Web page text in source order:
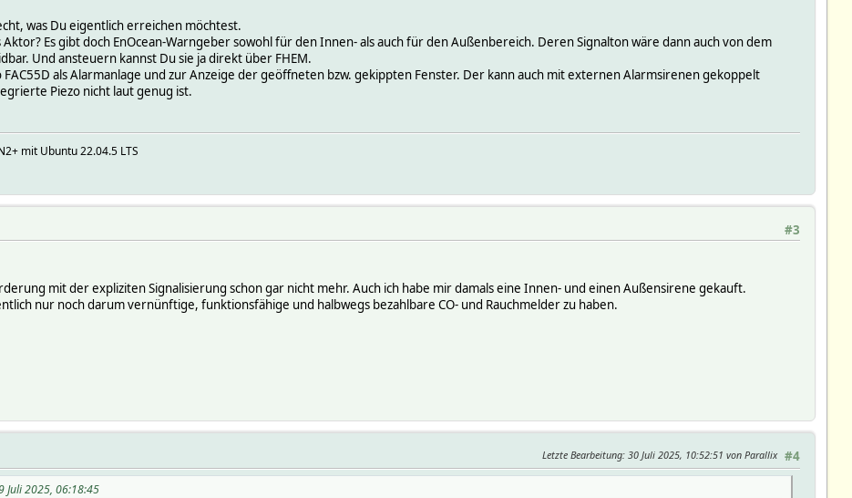
was Du eigentlich erreichen möchtest.
Es gibt doch EnOcean-Warngeber sowohl für den Innen- als auch für den Außenbereich. Deren Signalton wäre dann auch von dem
Und ansteuern kannst Du sie ja direkt über FHEM.
FAC55D als Alarmanlage und zur Anzeige der geöffneten bzw. gekippten Fenster. Der kann auch mit externen Alarmsirenen gekoppelt
Piezo nicht laut genug ist.
mit Ubuntu 22.04.5 LTS
#3
mit der expliziten Signalisierung schon gar nicht mehr. Auch ich habe mir damals eine Innen- und einen Außensirene gekauft.
nur noch darum vernünftige, funktionsfähige und halbwegs bezahlbare CO- und Rauchmelder zu haben.
#4
Letzte Bearbeitung: 30 Juli 2025, 10:52:51 von Parallix
Juli 2025, 06:18:45